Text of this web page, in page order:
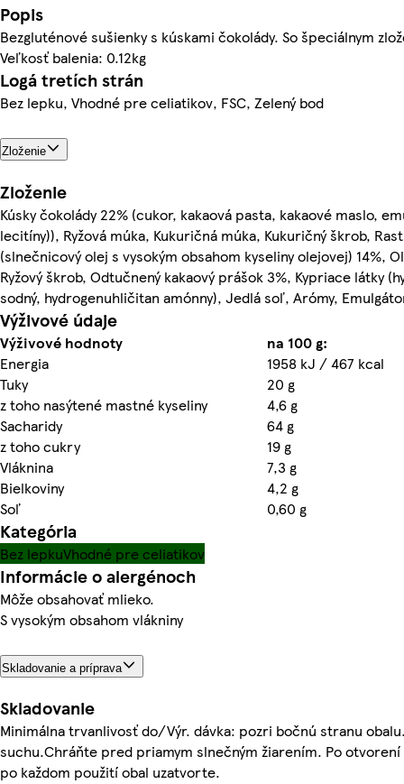
Popis
Bezgluténové sušienky s kúskami čokolády. So špeciálnym
Veľkosť balenia: 0.12kg
Logá tretích strán
Bez lepku, Vhodné pre celiatikov, FSC, Zelený bod
Zloženie
Zloženie
Kúsky čokolády 22% (cukor, kakaová pasta, kakaové maslo,
lecitíny)), Ryžová múka, Kukuričná múka, Kukuričný škrob,
(slnečnicový olej s vysokým obsahom kyseliny olejovej) 14%,
Ryžový škrob, Odtučnený kakaový prášok 3%, Kypriace látky
sodný, hydrogenuhličitan amónny), Jedlá soľ, Arómy,
Výživové údaje
Výživové hodnoty
na 100 g:
Energia
1958 kJ / 467 kcal
Tuky
20 g
z toho nasýtené mastné kyseliny
4,6 g
Sacharidy
64 g
z toho cukry
19 g
Vláknina
7,3 g
Bielkoviny
4,2 g
Soľ
0,60 g
Kategória
Bez lepkuVhodné pre celiatikov
Informácie o alergénoch
Môže obsahovať mlieko.
S vysokým obsahom vlákniny
Skladovanie a príprava
Skladovanie
Minimálna trvanlivosť do/Výr. dávka: pozri bočnú stranu
suchu.Chráňte pred priamym slnečným žiarením. Po
po každom použití obal uzatvorte.